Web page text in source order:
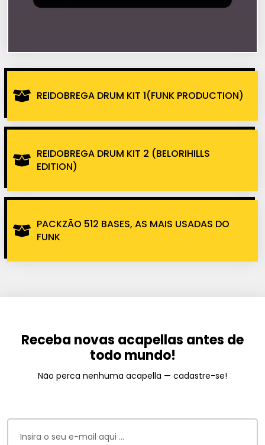
REIDOBREGA DRUM KIT 1(FUNK PRODUCTION)
REIDOBREGA DRUM KIT 2 (BELORIHILLS
EDITION)
PACKZÃO 512 BASES, AS MAIS USADAS DO
FUNK
Receba novas acapellas antes de
todo mundo!
Não perca nenhuma acapella — cadastre-se!